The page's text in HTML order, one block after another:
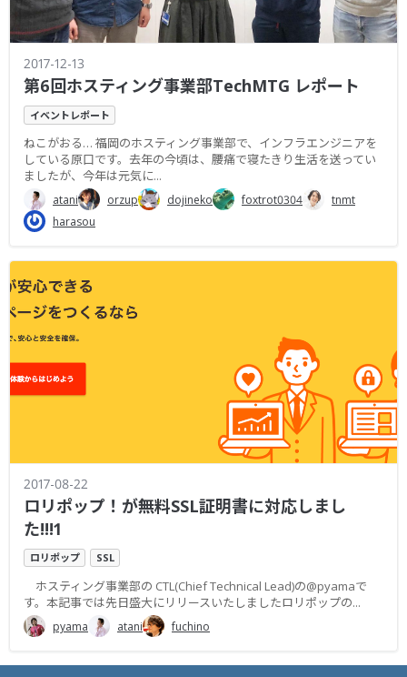
2017-12-13
第6回ホスティング事業部TechMTG レポート
イベントレポート
ねこがおる… 福岡のホスティング事業部で、インフラエンジニアを
している原口です。去年の今頃は、腰痛で寝たきり生活を送ってい
ましたが、今年は元気に...
atani orzup dojineko foxtrot0304
tnmt
harasou
2017-08-22
ロリポップ！が無料SSL証明書に対応しまし
た!!!1
ロリポップ SSL
ホスティング事業部の CTL(Chief Technical Lead)の@pyamaで
す。本記事では先日盛大にリリースいたしましたロリポップの...
pyama atani fuchino